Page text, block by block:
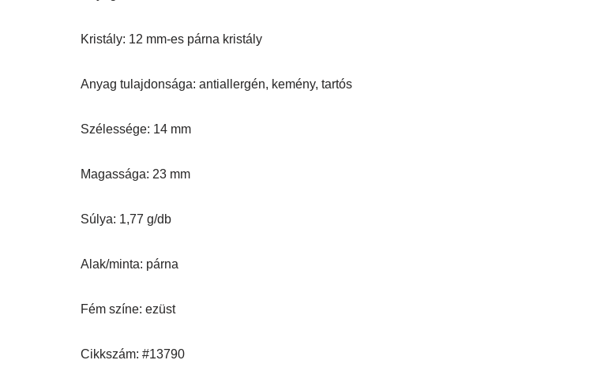
Kristály: 12 mm-es párna kristály
Anyag tulajdonsága: antiallergén, kemény, tartós
Szélessége: 14 mm
Magassága: 23 mm
Súlya: 1,77 g/db
Alak/minta: párna
Fém színe: ezüst
Cikkszám: #13790